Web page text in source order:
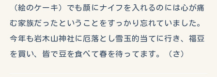
（絵のケーキ）でも顔にナイフを入れるのには心が痛
む家族だったということをすっかり忘れていました。
今年も岩木山神社に厄落とし雪玉的当てに行き、福豆
を買い、皆で豆を食べて春を待ってます。（さ）